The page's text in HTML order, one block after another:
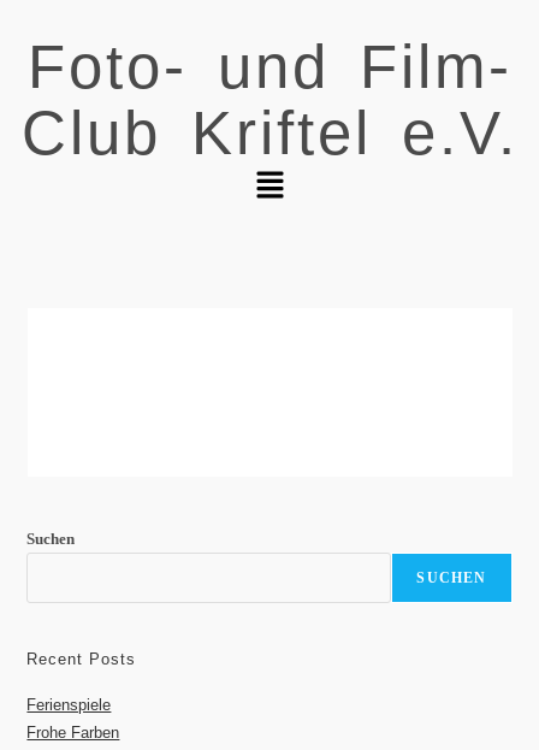
Foto- und Film-
Club Kriftel e.V.
Suchen
SUCHEN
Recent Posts
Ferienspiele
Frohe Farben